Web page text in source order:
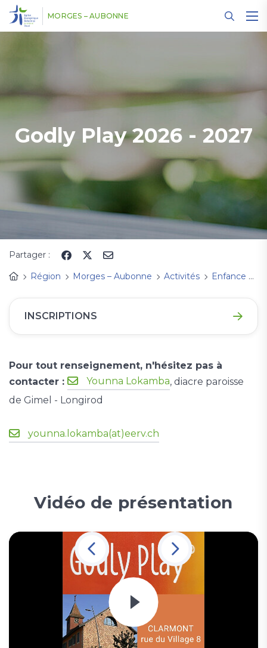
MORGES – AUBONNE
Godly Play 2026 - 2027
Partager :
Région
Morges – Aubonne Activités Enfance et familleS 2026 - 2027
INSCRIPTIONS
Pour tout renseignement, n'hésitez pas à
contacter :
Younna Lokamba, diacre paroisse
de Gimel - Longirod
younna.lokamba(at)eerv.ch
Vidéo de présentation
Panneau de gestion des cookies